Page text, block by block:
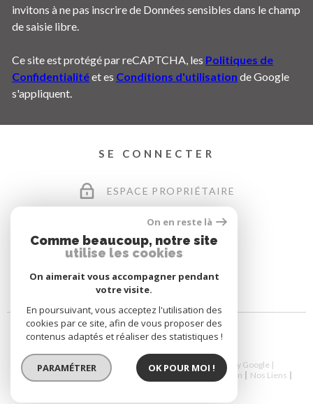
invitons à ne pas inscrire de Données sensibles dans le champ
de saisie libre.
Ce site est protégé par reCAPTCHA, les Politiques de
Confidentialitéet es Conditions d'utilisation de Google
s'appliquent.
SE CONNECTER
ESPACE PROPRIÉTAIRE
© 2026 | Tous droits réservés | Traduction powered by Google |
Nos Honoraires
Plan Du Site Mentions Légales Admin
Nos Liens
Politique RGPD
Cookies
On en reste là
Comme beaucoup, notre site
utilise les cookies
On aimerait vous accompagner pendant
votre visite.
En poursuivant, vous acceptez l'utilisation des
cookies par ce site, afin de vous proposer des
contenus adaptés et réaliser des statistiques !
PARAMÉTRER OK POUR MOI !